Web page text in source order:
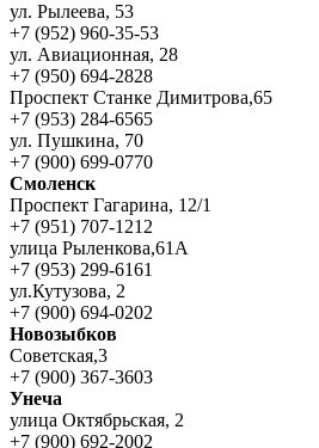
ул. Рылеева, 53
+7 (952) 960-35-53
ул. Авиационная, 28
+7 (950) 694-2828
Проспект Станке Димитрова,65
+7 (953) 284-6565
ул. Пушкина, 70
+7 (900) 699-0770
Смоленск
Проспект Гагарина, 12/1
+7 (951) 707-1212
улица Рыленкова,61А
+7 (953) 299-6161
ул.Кутузова, 2
+7 (900) 694-0202
Новозыбков
Советская,3
+7 (900) 367-3603
Унеча
улица Октябрьская, 2
+7 (900) 692-2002